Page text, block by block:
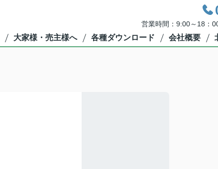
営業時間：9:00～18：
大家様・売主様へ 各種ダウンロード 会社概要